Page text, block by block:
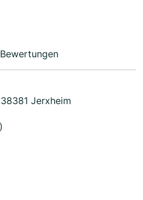
Bewertungen
Jerxheim